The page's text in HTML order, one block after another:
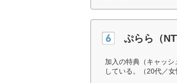
ぷらら（
加入の特典（キャッ
している。（20代／女